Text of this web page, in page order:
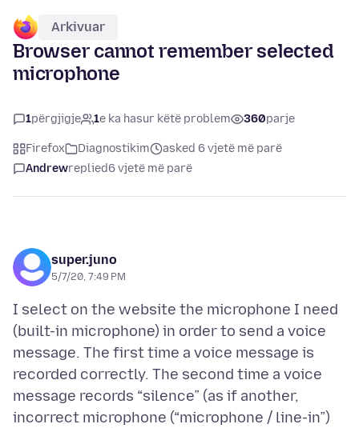
Arkivuar
Browser cannot remember selected
microphone
1përgjigje 1e ka hasur këtë problem 360parje
Firefox Diagnostikim
asked 6 vjetë më parë
Andrewreplied6 vjetë më parë
super.juno
5/7/20, 7:49 PM
I select on the website the microphone I need
(built-in microphone) in order to send a voice
message. The first time a voice message is
recorded correctly. The second time a voice
message records “silence” (as if another,
incorrect microphone (“microphone / line-in”)